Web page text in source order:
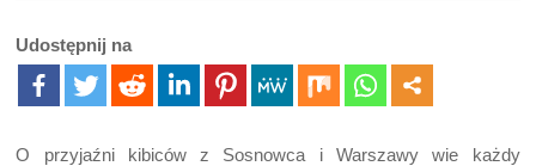
Udostępnij na
O przyjaźni kibiców z Sosnowca i Warszawy wie każdy